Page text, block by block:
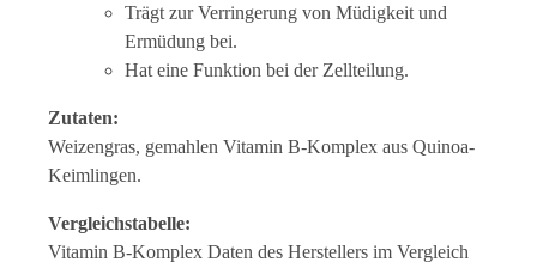
Trägt zur Verringerung von Müdigkeit und
Ermüdung bei.
Hat eine Funktion bei der Zellteilung.
Zutaten:
Weizengras, gemahlen Vitamin B-Komplex aus Quinoa-
Keimlingen.
Vergleichstabelle:
Vitamin B-Komplex Daten des Herstellers im Vergleich